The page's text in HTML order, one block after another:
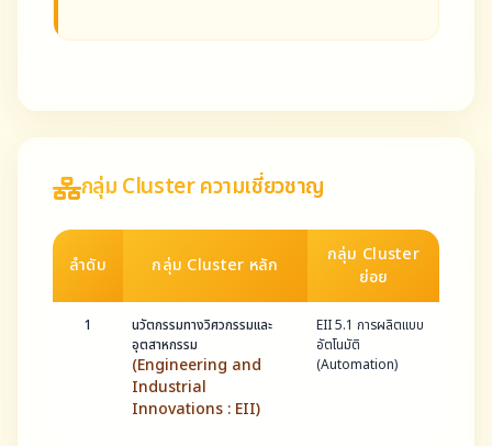
กลุ่ม Cluster ความเชี่ยวชาญ
ลำดับ กลุ่ม Cluster หลัก
กลุ่ม Cluster
ย่อย
1
นวัตกรรมทางวิศวกรรมและ
อุตสาหกรรม
(Engineering and
Industrial
Innovations : EII)
EII 5.1 การผลิตแบบ
อัตโนมัติ
(Automation)